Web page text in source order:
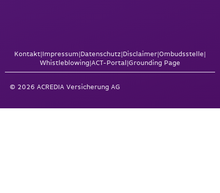
Kontakt|Impressum|Datenschutz|Disclaimer|Ombudsstelle|
Whistleblowing|ACT-Portal|Grounding Page
© 2026 ACREDIA Versicherung AG